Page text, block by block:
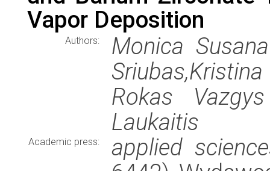
Vapor Deposition
Authors:
Monica
Rokas
Laukaitis
Academic press:
applied